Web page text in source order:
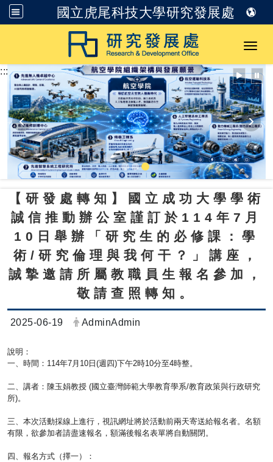
國立虎尾科技大學研究發展處
跳到主要內容
:::
【研發處轉知】國立成功大學學術
誠信推動辦公室謹訂於114年7月
10日舉辦「研究生的必修課：學
術/研究倫理與我何干？」講座，
誠摯邀請所屬教職員生報名參加，
敬請查照轉知。
日期：
2025-06-19 發布者：
AdminAdmin
說明：
一、時間：114年7月10日(週四)下午2時10分至4時整。
二、講者：陳玉娟教授 (國立臺灣師範大學教育學系/教育政策與行政研究
所)。
三、本次活動採線上進行，視訊網址將於活動前兩天寄送給報名者。 名額
有限，欲參加者請盡速報名，額滿後報名表單將自動關閉。
四、報名方式（擇一）：